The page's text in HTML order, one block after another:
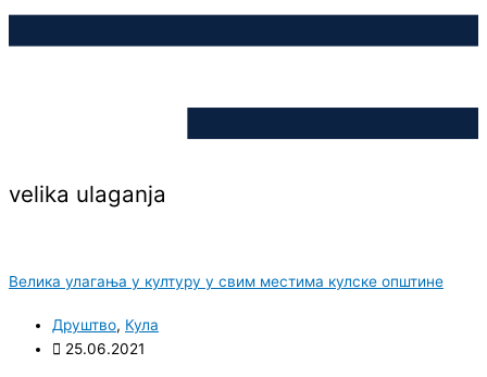
velika ulaganja
Велика улагања у културу у свим местима кулске општине
Друштво, Кула
25.06.2021